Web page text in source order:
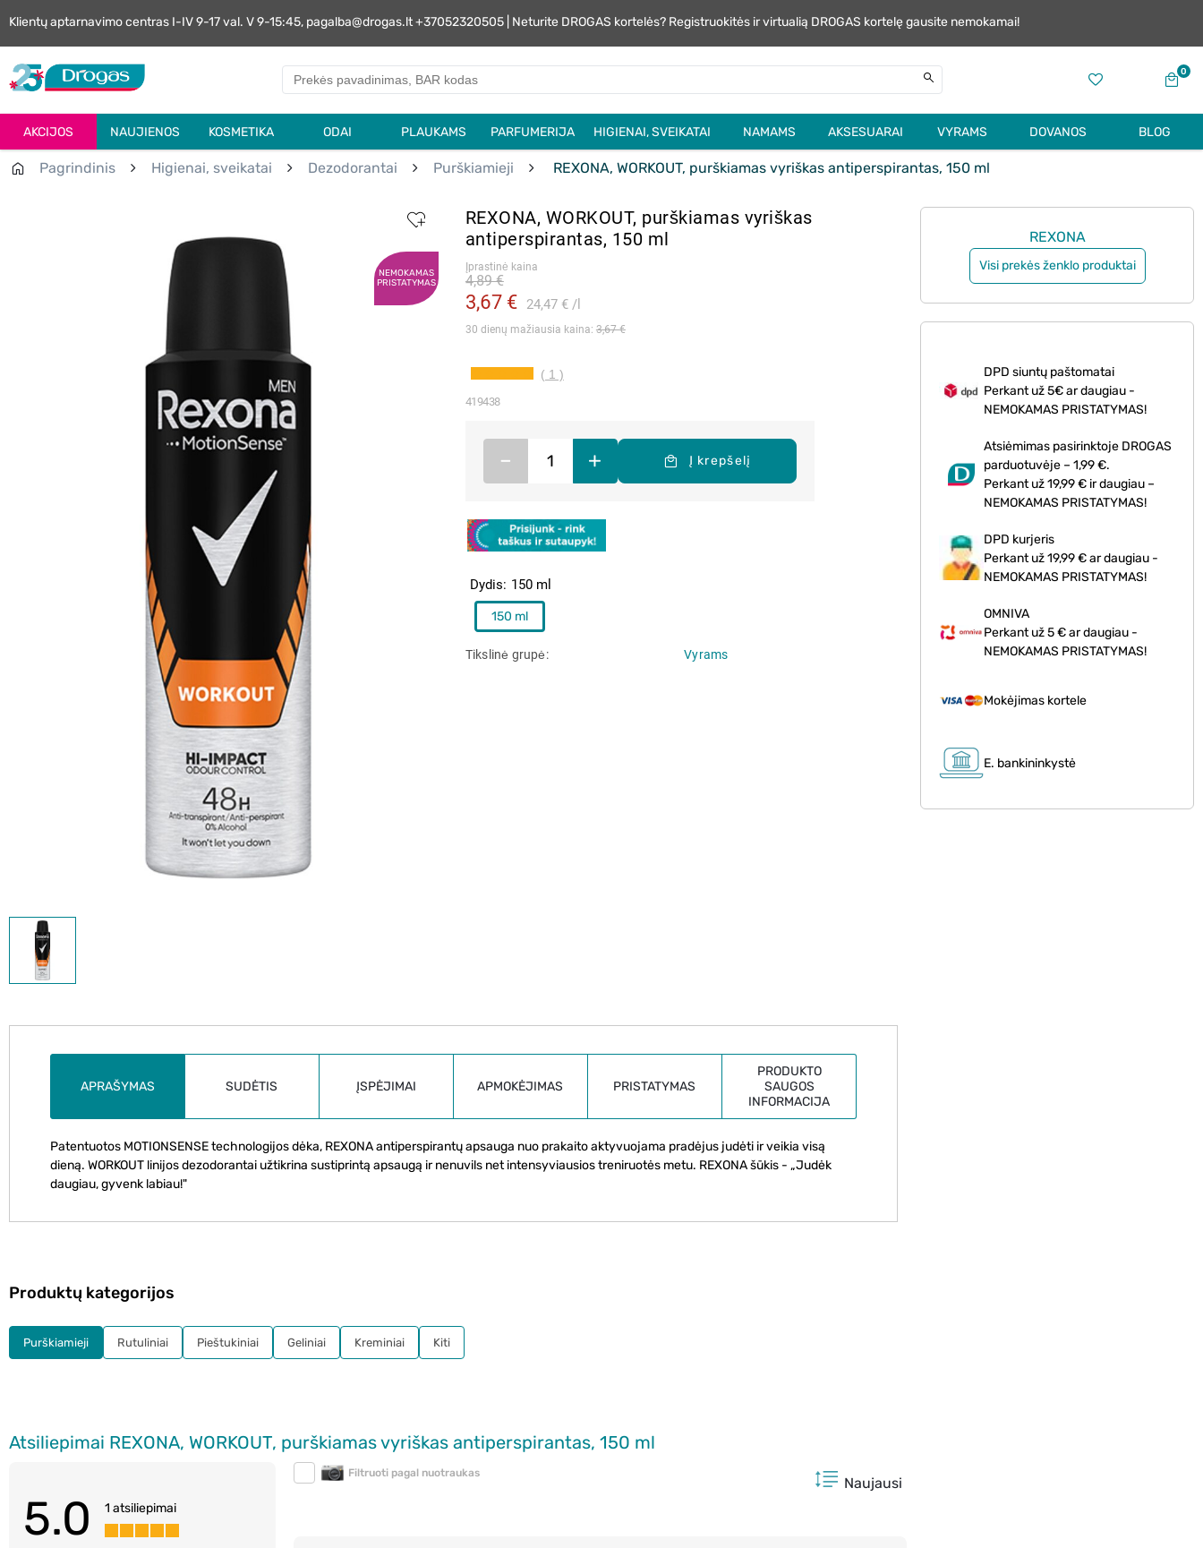
Klientų aptarnavimo centras I-IV 9-17 val. V 9-15:45, pagalba@drogas.lt +37052320505 | Neturite DROGAS kortelės? Registruokitės ir virtualią DROGAS kortelę gausite nemokamai!
0
AKCIJOS NAUJIENOS KOSMETIKA ODAI PLAUKAMS PARFUMERIJA HIGIENAI, SVEIKATAI NAMAMS AKSESUARAI VYRAMS DOVANOS BLOG
Pagrindinis Higienai, sveikatai Dezodorantai Purškiamieji REXONA, WORKOUT, purškiamas vyriškas antiperspirantas, 150 ml
NEMOKAMAS
PRISTATYMAS
REXONA, WORKOUT, purškiamas vyriškas
antiperspirantas, 150 ml
Įprastinė kaina
3,67 € 24,47 € l
4,89 €
30 dienų mažiausia kaina: 3,67 €
( 1 )
419438
Dydis 150 ml
150 ml
– + Į krepšelį
Tikslinė grupė Vyrams
REXONA
Visi prekės ženklo produktai
DPD siuntų paštomatai
Perkant už 5€ ar daugiau -
NEMOKAMAS PRISTATYMAS!
Atsiėmimas pasirinktoje DROGAS
parduotuvėje – 1,99 €.
Perkant už 19,99 € ir daugiau –
NEMOKAMAS PRISTATYMAS!
DPD kurjeris
Perkant už 19,99 € ar daugiau -
NEMOKAMAS PRISTATYMAS!
OMNIVA
Perkant už 5 € ar daugiau -
NEMOKAMAS PRISTATYMAS!
Mokėjimas kortele
E. bankininkystė
APRAŠYMAS SUDĖTIS ĮSPĖJIMAI APMOKĖJIMAS PRISTATYMAS
PRODUKTO
SAUGOS
INFORMACIJA
Patentuotos MOTIONSENSE technologijos dėka, REXONA antiperspirantų apsauga nuo prakaito aktyvuojama pradėjus judėti ir veikia visą
dieną. WORKOUT linijos dezodorantai užtikrina sustiprintą apsaugą ir nenuvils net intensyviausios treniruotės metu. REXONA šūkis - „Judėk
daugiau, gyvenk labiau!"
Atsiliepimai REXONA, WORKOUT, purškiamas vyriškas antiperspirantas, 150 ml
5.0 1 atsiliepimai
Filtruoti pagal nuotraukas
Naujausi
Produktų kategorijos
Purškiamieji Rutuliniai Pieštukiniai Geliniai Kreminiai Kiti